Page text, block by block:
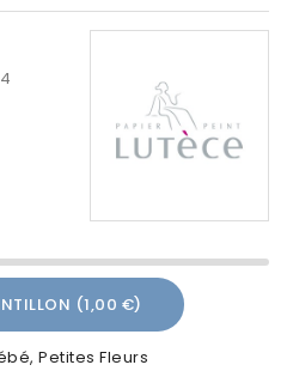
(1,00 €)
Petites Fleurs